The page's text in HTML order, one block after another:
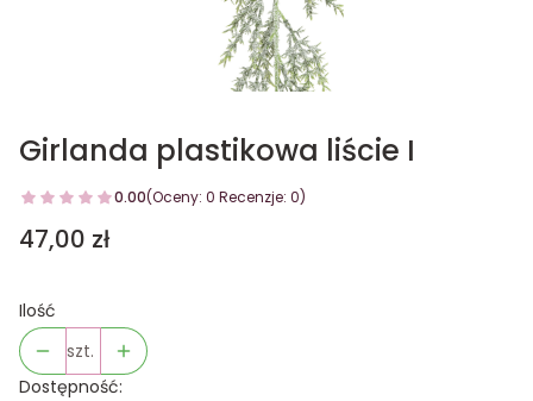
Girlanda plastikowa liście I
0.00(Oceny: 0 Recenzje: 0)
Cena
47,00 zł
Ilość
szt.
Dostępność: